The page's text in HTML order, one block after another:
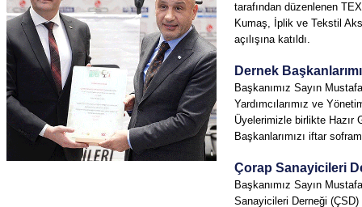
tarafından düzenlenen
Kumaş, İplik ve Tekstil
açılışına katıldı.
Dernek
Başkanımız Sayın
Yardımcılarımız ve
Üyelerimizle birlikte Hazır
Başkanlarımızı iftar
Çorap Sanayicileri
Başkanımız Sayın
Sanayicileri Derneği (ÇSD)